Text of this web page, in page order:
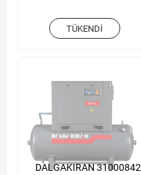
TÜKENDI
DALGAKIRAN 31000842